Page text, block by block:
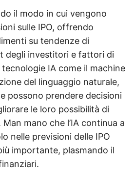
il modo in cui vengono
sulle IPO, offrendo
su tendenze di
degli investitori e fattori di
IA come il machine
del linguaggio naturale,
possono prendere decisioni
le loro possibilità di
Man mano che l’IA continua a
nelle previsioni delle IPO
importante, plasmando il